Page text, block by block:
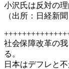
小沢氏は反対の
（出所：日経新聞
社会保障改革の
る。
日本はデフレと